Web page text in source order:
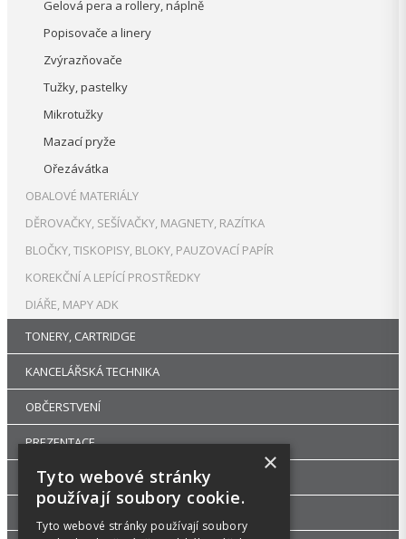
Gelová pera a rollery, náplně
Popisovače a linery
Zvýrazňovače
Tužky, pastelky
Mikrotužky
Mazací pryže
Ořezávátka
OBALOVÉ MATERIÁLY
DĚROVAČKY, SEŠÍVAČKY, MAGNETY, RAZÍTKA
BLOČKY, TISKOPISY, BLOKY, PAUZOVACÍ PAPÍR
KOREKČNÍ A LEPÍCÍ PROSTŘEDKY
DIÁŘE, MAPY ADK
TONERY, CARTRIDGE
KANCELÁŘSKÁ TECHNIKA
OBČERSTVENÍ
PREZENTACE
DROGERIE
KANCELÁŘSKÝ NÁBYTEK
×
Tyto webové stránky
používají soubory cookie.
Tyto webové stránky používají soubory